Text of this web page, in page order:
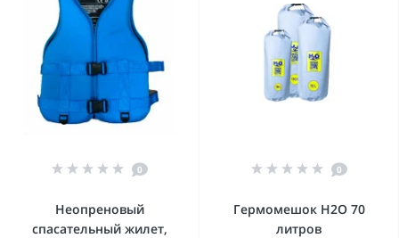
0
Неопреновый
спасательный жилет,
0
Гермомешок Н2О 70
литров